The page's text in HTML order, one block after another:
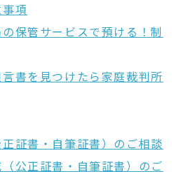
項
保管サービスで預ける！制
書を見つけたら家庭裁判所
証書・自筆証書）のご相談
公正証書・自筆証書）のご